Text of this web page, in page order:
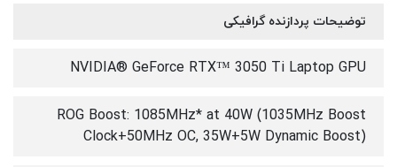
توضیحات پردازنده گرافیکی
NVIDIA® GeForce RTX™ 3050 Ti Laptop GPU
ROG Boost: 1085MHz* at 40W (1035MHz Boost
Clock+50MHz OC, 35W+5W Dynamic Boost)